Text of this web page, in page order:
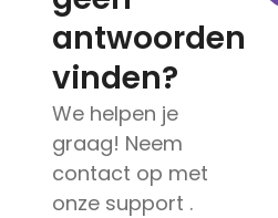
antwoorden
vinden?
We helpen je
graag! Neem
contact op met
onze support .